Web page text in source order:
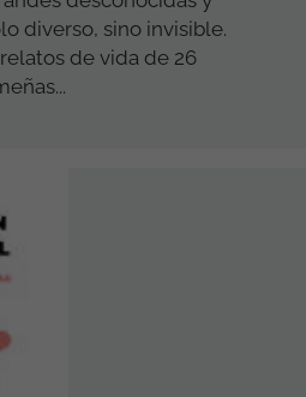
diverso, sino invisible.
de vida de 26